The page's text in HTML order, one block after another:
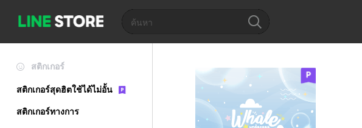
สติกเกอร์
สติกเกอร์สุดฮิตใช้ได้ไม่อั้น
สติกเกอร์ทางการ